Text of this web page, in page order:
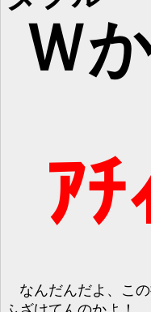
Ｗ
ｱﾁ
なんだんだよ、この